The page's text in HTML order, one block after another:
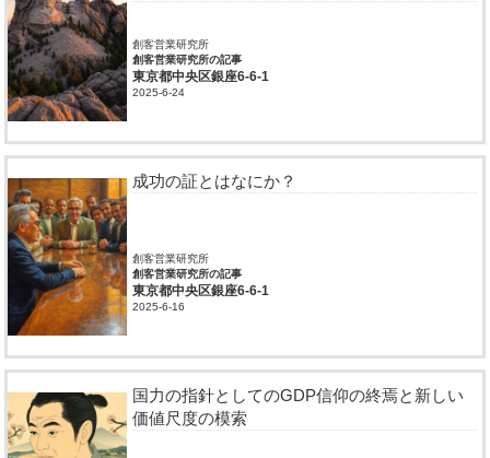
創客営業研究所
創客営業研究所の記事
東京都中央区銀座6-6-1
2025-6-24
成功の証とはなにか？
創客営業研究所
創客営業研究所の記事
東京都中央区銀座6-6-1
2025-6-16
国力の指針としてのGDP信仰の終焉と新しい
価値尺度の模索